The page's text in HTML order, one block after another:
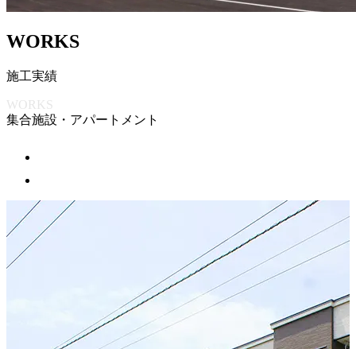
WORKS
施工実績
WORKS
集合施設・アパートメント